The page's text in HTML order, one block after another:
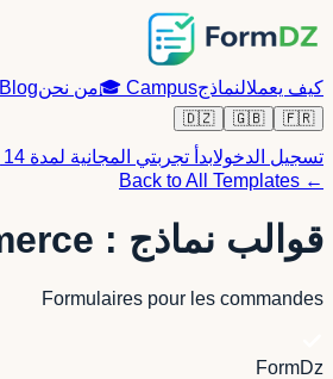
كيف يعملالنماذجCampus
🎓من نحنBlog
🇫🇷
🇬🇧
🇩🇿
تسجيل الدخولابدأ تجربتي المجانية لمدة 14 يوماً
← Back to All Templates
قوالب نماذج : E-Commerce
Formulaires pour les commandes
FormDz